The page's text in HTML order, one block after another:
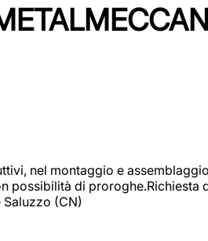
nel montaggio e
di
(CN)